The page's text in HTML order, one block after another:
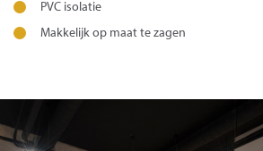
PVC isolatie
Makkelijk op maat te zagen